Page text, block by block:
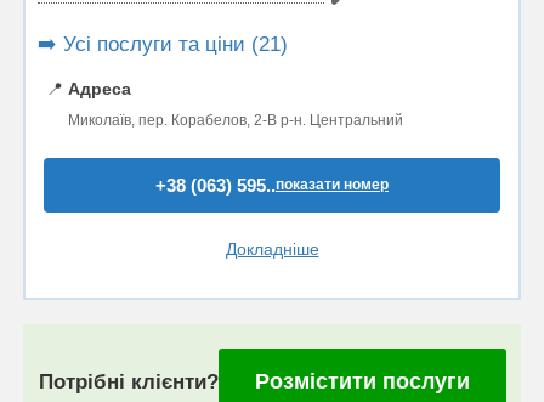
➡️ Усі послуги та ціни (21)
📍 Адреса
Миколаїв, пер. Корабелов, 2-В р-н. Центральний
+38 (063) 595..показати номер
Докладніше
Потрібні клієнти? Розмістити послуги